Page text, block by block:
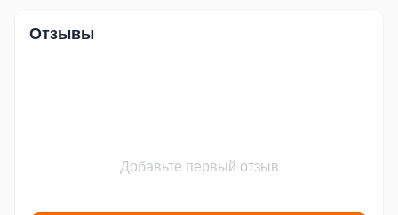
Отзывы
Добавьте первый отзыв